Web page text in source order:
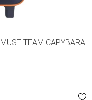
TEAM CAPYBARA